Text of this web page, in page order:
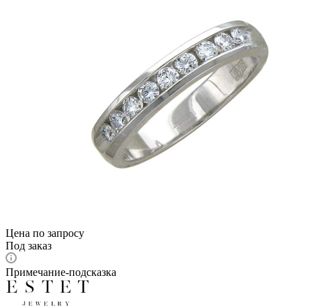
Цена по запросу
Под заказ
Примечание-подсказка